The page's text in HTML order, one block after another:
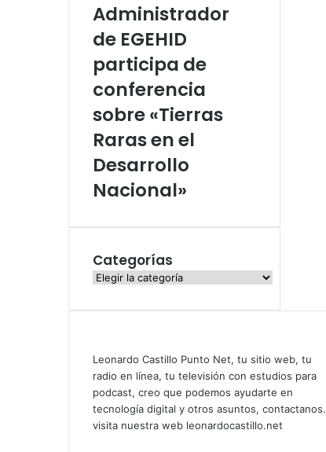
Administrador
de EGEHID
participa de
conferencia
sobre «Tierras
Raras en el
Desarrollo
Nacional»
Categorías
Categorías
Leonardo Castillo Punto Net, tu sitio web, tu
radio en línea, tu televisión con estudios para
podcast, creo que podemos ayudarte en
tecnología digital y otros asuntos, contactanos.
visita nuestra web leonardocastillo.net